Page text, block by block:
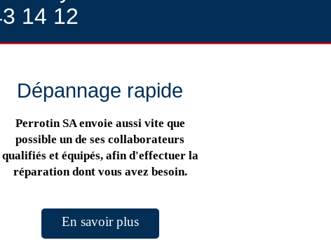
14 12
Dépannage rapide
Perrotin SA envoie aussi vite que
possible un de ses collaborateurs
qualifiés et équipés, afin d'effectuer la
réparation dont vous avez besoin.
En savoir plus